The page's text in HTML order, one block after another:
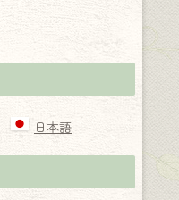
日本語